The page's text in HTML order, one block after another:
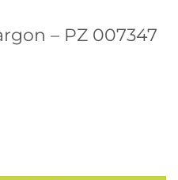
– PZ 007347